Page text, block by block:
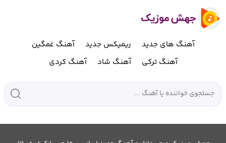
آهنگ های جدید ریمیکس جدید
آهنگ غمگین
آهنگ ترکی
آهنگ شاد آهنگ کردی